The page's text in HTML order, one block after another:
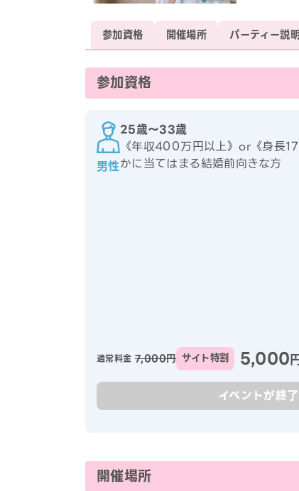
参加資格 開催場所 パーティー説
参加資格
男性
25歳〜33歳
《年収400万円以上》or《身長
かに当てはまる結婚前向きな方
通常料金 7,000円 サイト特割 5,000
イベントが終
開催場所